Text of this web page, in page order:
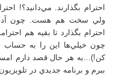
احترام بگذارند.
ولي سخت هم هست. چون
احترام بگذارد تا بقيه هم
چون خيلي‌ها اين را به حساب
کن!)...به هر حال قصد دارم
ببرم و برنامه جديدي در